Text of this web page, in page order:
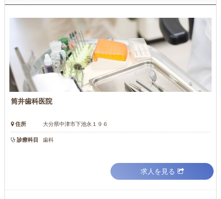
筒井歯科医院
住所 大分県中津市下池永１９６
診療科目 歯科
求人を見る